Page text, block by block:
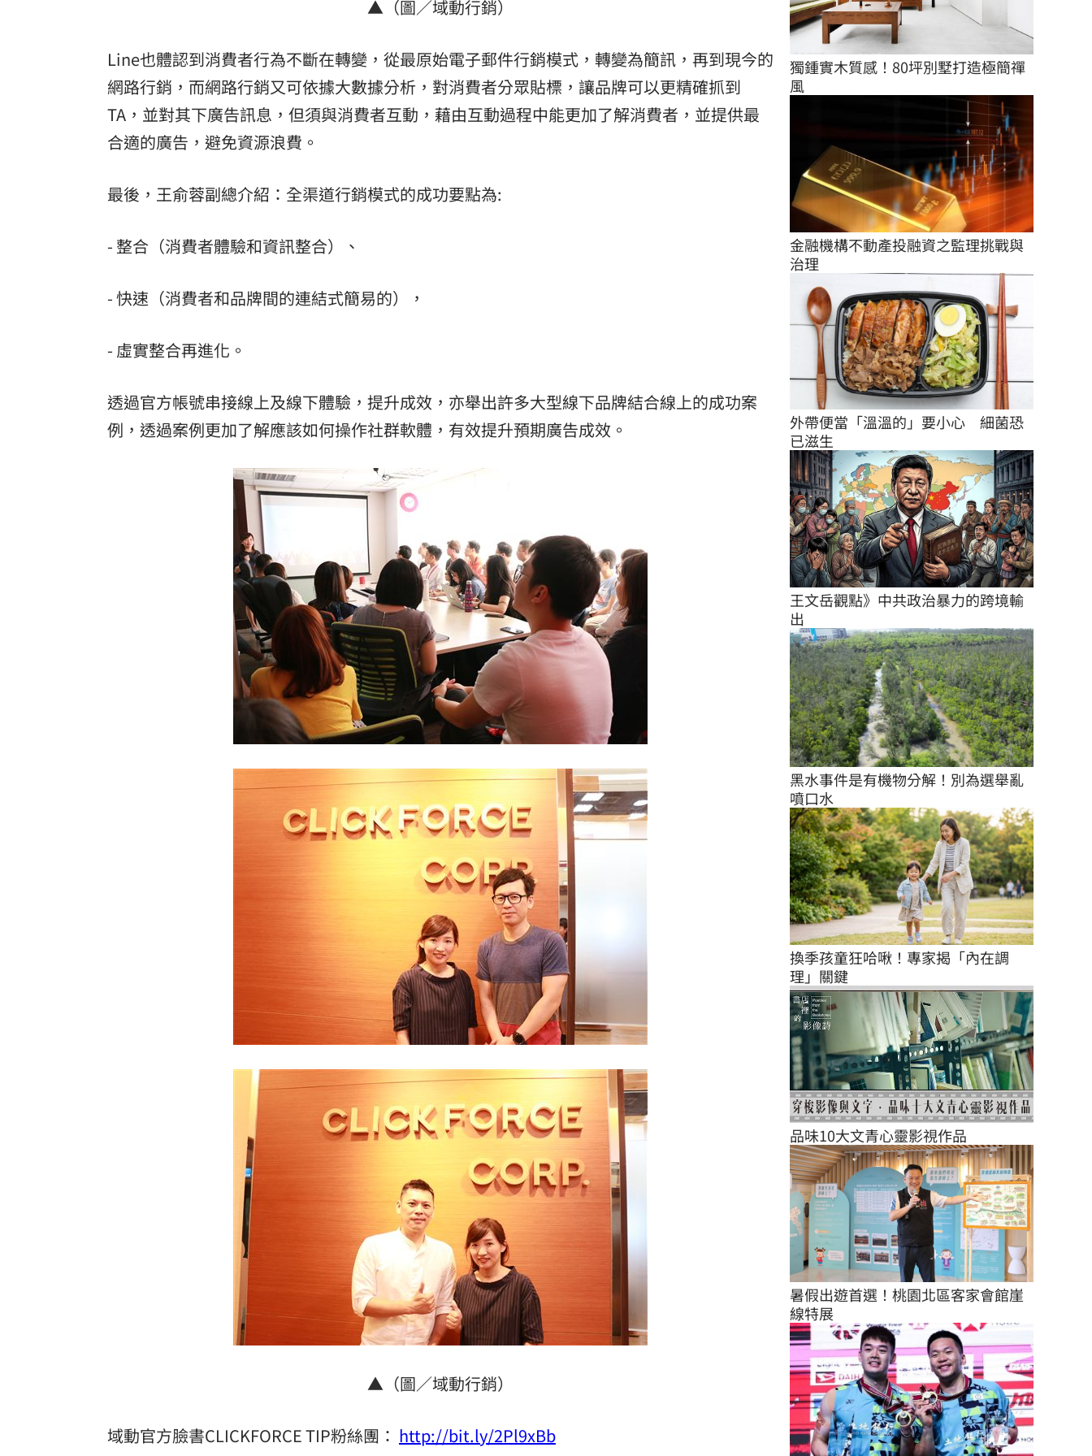
▲（圖／域動行銷）
Line也體認到消費者行為不斷在轉變，從最原始電子郵件行銷模式，轉變為簡訊，再到現今的
網路行銷，而網路行銷又可依據大數據分析，對消費者分眾貼標，讓品牌可以更精確抓到
TA，並對其下廣告訊息，但須與消費者互動，藉由互動過程中能更加了解消費者，並提供最
合適的廣告，避免資源浪費。
最後，王俞蓉副總介紹：全渠道行銷模式的成功要點為:
- 整合（消費者體驗和資訊整合）、
- 快速（消費者和品牌間的連結式簡易的），
- 虛實整合再進化。
透過官方帳號串接線上及線下體驗，提升成效，亦舉出許多大型線下品牌結合線上的成功案
例，透過案例更加了解應該如何操作社群軟體，有效提升預期廣告成效。
▲（圖／域動行銷）
域動官方臉書CLICKFORCE TIP粉絲團： http://bit.ly/2Pl9xBb
獨鍾實木質感！80坪別墅打造極簡禪
風
金融機構不動產投融資之監理挑戰與
治理
外帶便當「溫溫的」要小心　細菌恐
已滋生
王文岳觀點》中共政治暴力的跨境輸
出
黑水事件是有機物分解！別為選舉亂
噴口水
換季孩童狂哈啾！專家揭「內在調
理」關鍵
品味10大文青心靈影視作品
暑假出遊首選！桃園北區客家會館崖
線特展